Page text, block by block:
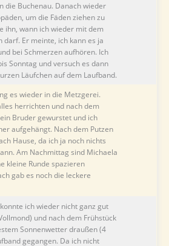
die Buchenau. Danach wieder
um die Fäden ziehen zu
ihn, wann ich wieder mit dem
darf. Er meinte, ich kann es ja
bei Schmerzen aufhören. Ich
Sonntag und versuch es dann
Läufchen auf dem Laufband.
es wieder in die Metzgerei.
herrichten und nach dem
Bruder gewurstet und ich
aufgehängt. Nach dem Putzen
Hause, da ich ja noch nichts
Am Nachmittag sind Michaela
kleine Runde spazieren
gab es noch die leckere
konnte ich wieder nicht ganz gut
und nach dem Frühstück
Sonnenwetter draußen (4
gegangen. Da ich nicht